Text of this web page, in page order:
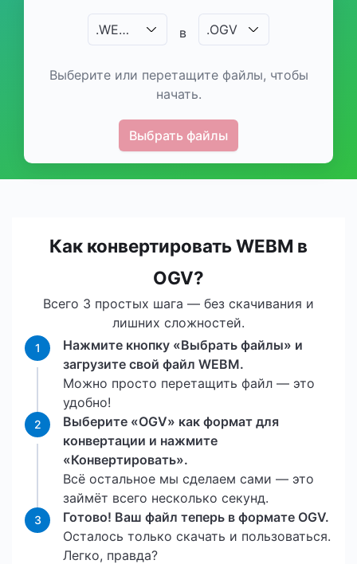
.WEBM в .OGV
Выберите или перетащите файлы, чтобы
начать.
Выбрать файлы
Как конвертировать WEBM в
OGV?
Всего 3 простых шага — без скачивания и
лишних сложностей.
1
Нажмите кнопку «Выбрать файлы» и
загрузите свой файл WEBM.
Можно просто перетащить файл — это
удобно!
2
Выберите «OGV» как формат для
конвертации и нажмите
«Конвертировать».
Всё остальное мы сделаем сами — это
займёт всего несколько секунд.
3
Готово! Ваш файл теперь в формате OGV.
Осталось только скачать и пользоваться.
Легко, правда?